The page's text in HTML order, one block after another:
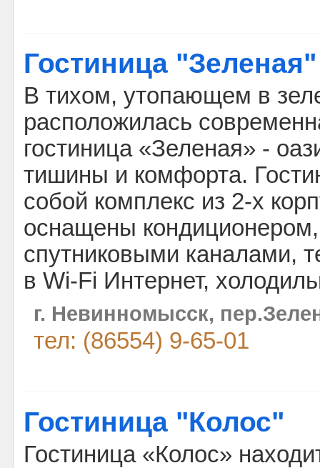
Гостиница "Зеленая"
В тихом, утопающем в
расположилась
гостиница «Зеленая» -
тишины и комфорта.
собой комплекс из 2-х
оснащены
спутниковыми каналами,
в Wi-Fi Интернет,
г. Невинномысск,
тел: (86554) 9-65-01
Гостиница "Колос"
Гостиница «Колос»